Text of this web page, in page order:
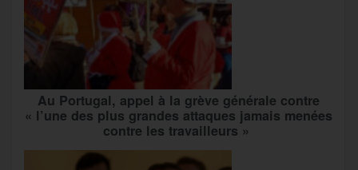
Au Portugal, appel à la grève générale contre
« l’une des plus grandes attaques jamais menées
contre les travailleurs »